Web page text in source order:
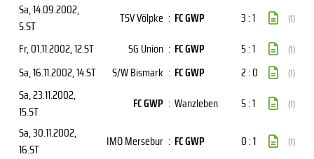
Sa, 14.09.2002,
5.ST
TSV Völpke : FC GWP 3 : 1 (1)
Fr, 01.11.2002, 12.ST SG Union : FC GWP 5 : 1 (1)
Sa, 16.11.2002, 14.ST S/W Bismark : FC GWP 2 : 0 (1)
Sa, 23.11.2002,
15.ST
FC GWP : Wanzleben 5 : 1 (1)
Sa, 30.11.2002,
16.ST
IMO Mersebur : FC GWP 0 : 1 (1)